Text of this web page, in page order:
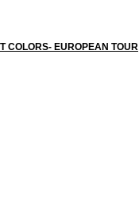
COLORS- EUROPEAN TOUR